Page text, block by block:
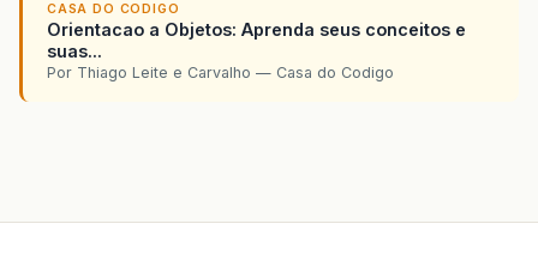
CASA DO CODIGO
Orientacao a Objetos: Aprenda seus conceitos e
suas...
Por Thiago Leite e Carvalho — Casa do Codigo